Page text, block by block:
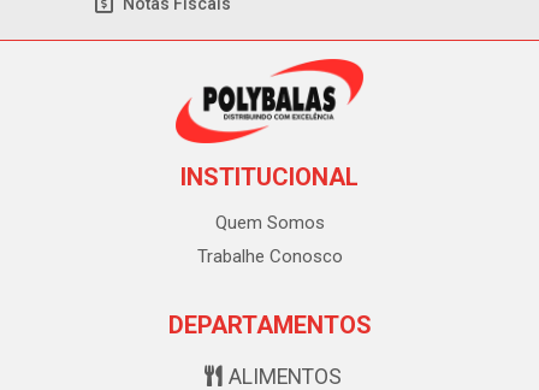
INSTITUCIONAL
Quem Somos
Trabalhe Conosco
DEPARTAMENTOS
ALIMENTOS